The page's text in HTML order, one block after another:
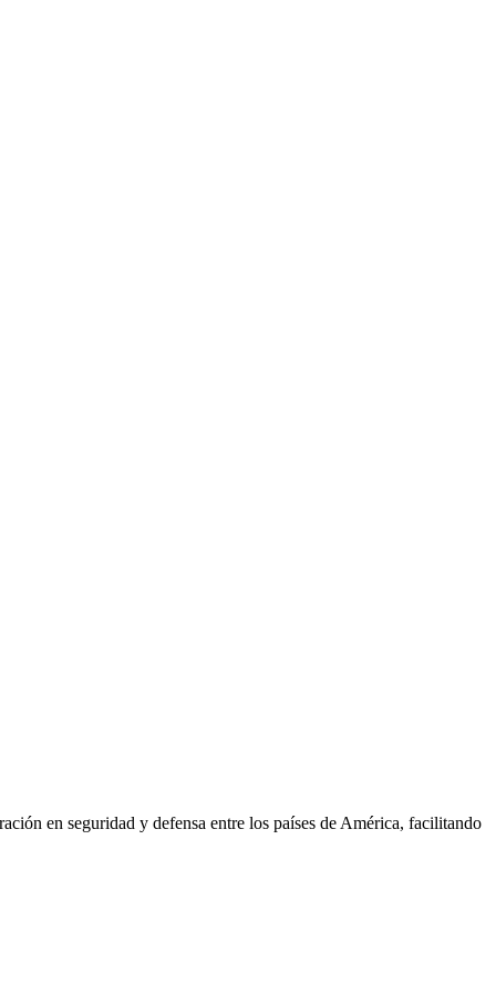
en seguridad y defensa entre los países de América, facilitando